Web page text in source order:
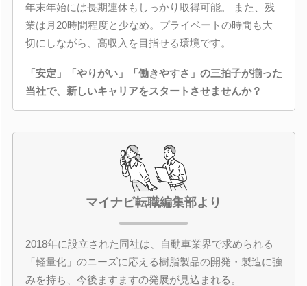
年末年始には長期連休もしっかり取得可能。 また、残
業は月20時間程度と少なめ。プライベートの時間も大
切にしながら、高収入を目指せる環境です。
「安定」「やりがい」「働きやすさ」の三拍子が揃った
当社で、新しいキャリアをスタートさせませんか？
マイナビ転職編集部より
2018年に設立された同社は、自動車業界で求められる
「軽量化」のニーズに応える樹脂製品の開発・製造に強
みを持ち、今後ますますの発展が見込まれる。